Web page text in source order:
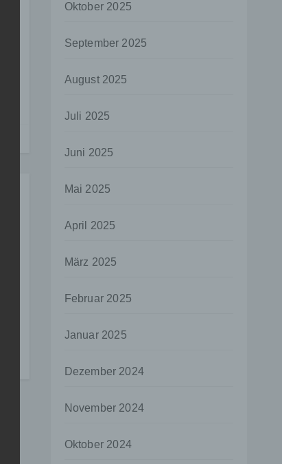
Oktober 2025
September 2025
August 2025
Juli 2025
Juni 2025
Mai 2025
April 2025
März 2025
Februar 2025
Januar 2025
Dezember 2024
November 2024
Oktober 2024